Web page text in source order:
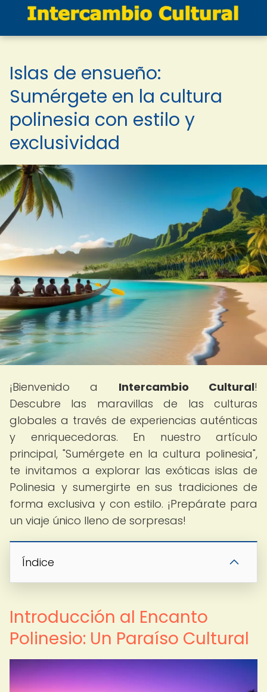
Islas de ensueño:
Sumérgete en la cultura
polinesia con estilo y
exclusividad
¡Bienvenido a Intercambio Cultural!
Descubre las maravillas de las culturas
globales a través de experiencias auténticas
y enriquecedoras. En nuestro artículo
principal, "Sumérgete en la cultura polinesia",
te invitamos a explorar las exóticas islas de
Polinesia y sumergirte en sus tradiciones de
forma exclusiva y con estilo. ¡Prepárate para
un viaje único lleno de sorpresas!
Índice
Introducción al Encanto
Polinesio: Un Paraíso Cultural